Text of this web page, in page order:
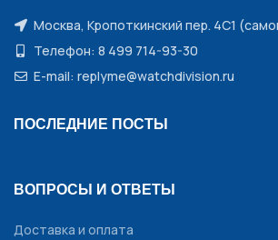
Москва, Кропоткинский пер. 4С1
Телефон: 8 499 714-93-30
E-mail: replyme@watchdivision.ru
ПОСЛЕДНИЕ ПОСТЫ
ВОПРОСЫ И ОТВЕТЫ
Доставка и оплата